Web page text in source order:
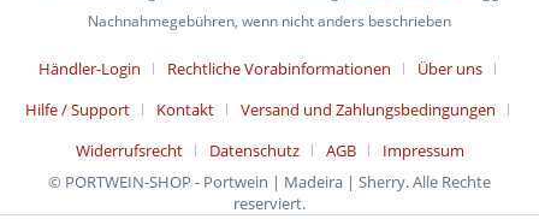
Nachnahmegebühren, wenn nicht anders beschrieben
Händler-Login Rechtliche Vorabinformationen
Über uns
Hilfe / Support
Kontakt
Versand und Zahlungsbedingungen
Widerrufsrecht
Datenschutz AGB
Impressum
© PORTWEIN-SHOP - Portwein | Madeira | Sherry. Alle Rechte
reserviert.